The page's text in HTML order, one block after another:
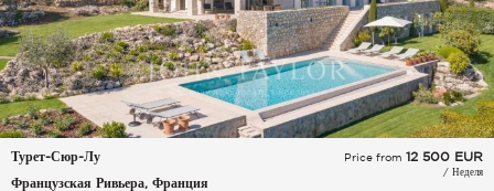
Турет-Сюр-Лу
Французская Ривьера, Франция
Price from 12 500 EUR
/ Неделя